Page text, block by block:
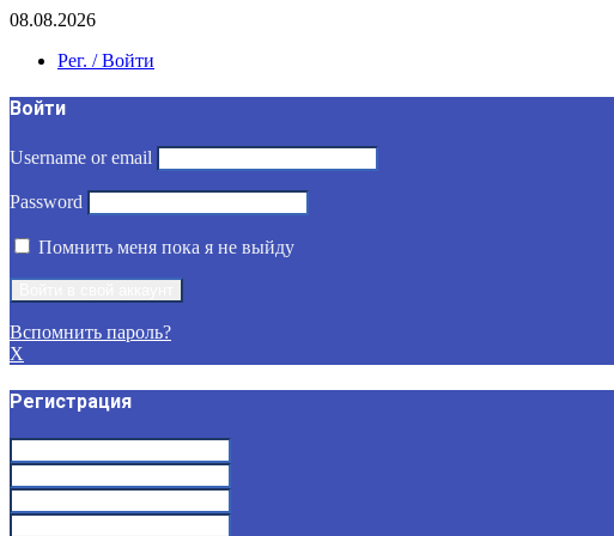
08.08.2026
Рег. / Войти
Войти
Username or email
Password
Помнить меня пока я не выйду
Вспомнить пароль?
X
Регистрация